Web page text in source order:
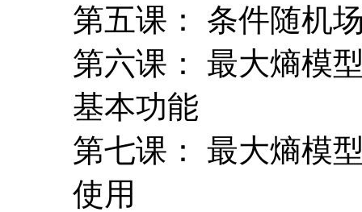
第五课： 条件随机
第六课： 最大熵模
基本功能
第七课： 最大熵模
使用